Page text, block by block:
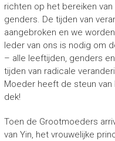
richten op het bereiken
genders. De tijden van
aangebroken en we
Ieder van ons is nodig om
– alle leeftijden, genders
tijden van radicale
Moeder heeft de steun van
dek!
Toen de Grootmoeders
van Yin, het vrouwelijke